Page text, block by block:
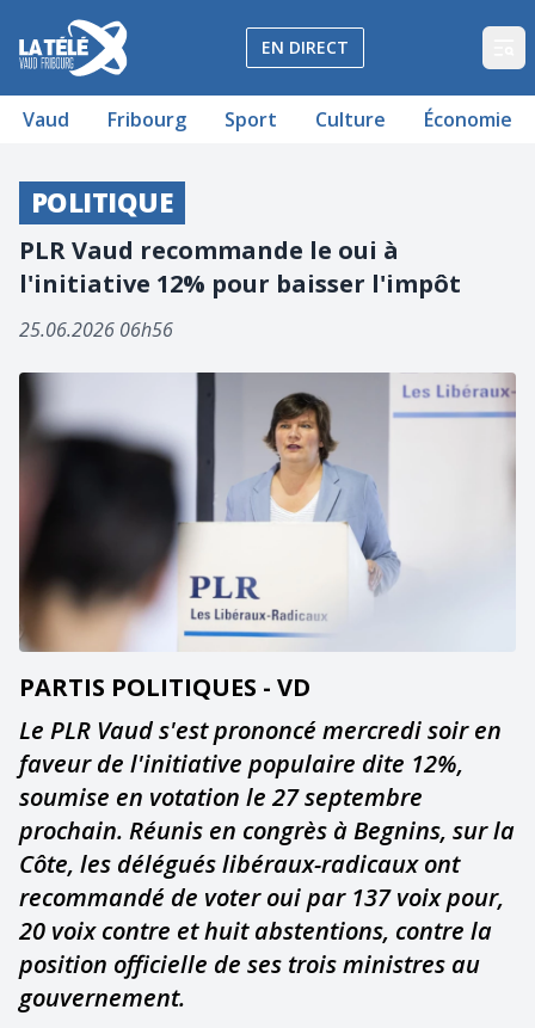
La Télé - Télévision régionale Vaud et Fribourg
EN DIRECT
Vaud Fribourg Sport Culture Économie
POLITIQUE
PLR Vaud recommande le oui à
l'initiative 12% pour baisser l'impôt
25.06.2026 06h56
PARTIS POLITIQUES - VD
Le PLR Vaud s'est prononcé mercredi soir en
faveur de l'initiative populaire dite 12%,
soumise en votation le 27 septembre
prochain. Réunis en congrès à Begnins, sur la
Côte, les délégués libéraux-radicaux ont
recommandé de voter oui par 137 voix pour,
20 voix contre et huit abstentions, contre la
position officielle de ses trois ministres au
gouvernement.